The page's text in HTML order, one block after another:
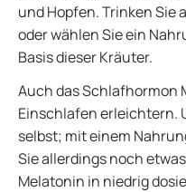
und Hopfen. Trinken Sie
oder wählen Sie ein
Basis dieser Kräuter.
Auch das Schlafhormon
Einschlafen erleichtern.
selbst; mit einem
Sie allerdings noch
Melatonin in niedrig